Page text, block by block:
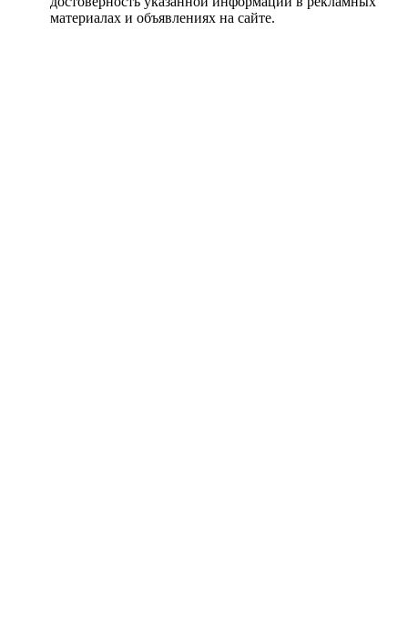
материалах и объявлениях на сайте.